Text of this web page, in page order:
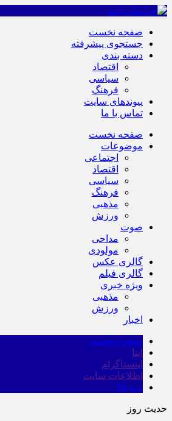
صفحه نخست
جستجوی پیشرفته
دسته بندی
اقتصاد
سیاسی
فرهنگ
پیوندهای سایت
تماس با ما
صفحه نخست
موضوعات
اجتماعی
اقتصاد
سیاسی
فرهنگ
مذهبی
ورزش
صوت
مداحی
مولودی
گالری عکس
گالری فیلم
ویژه خبری
مذهبی
ورزش
اخبار
صفحه نخست
ایتا
اینستاگرام
اطلاعات سایت
برو بالا
حدیث روز